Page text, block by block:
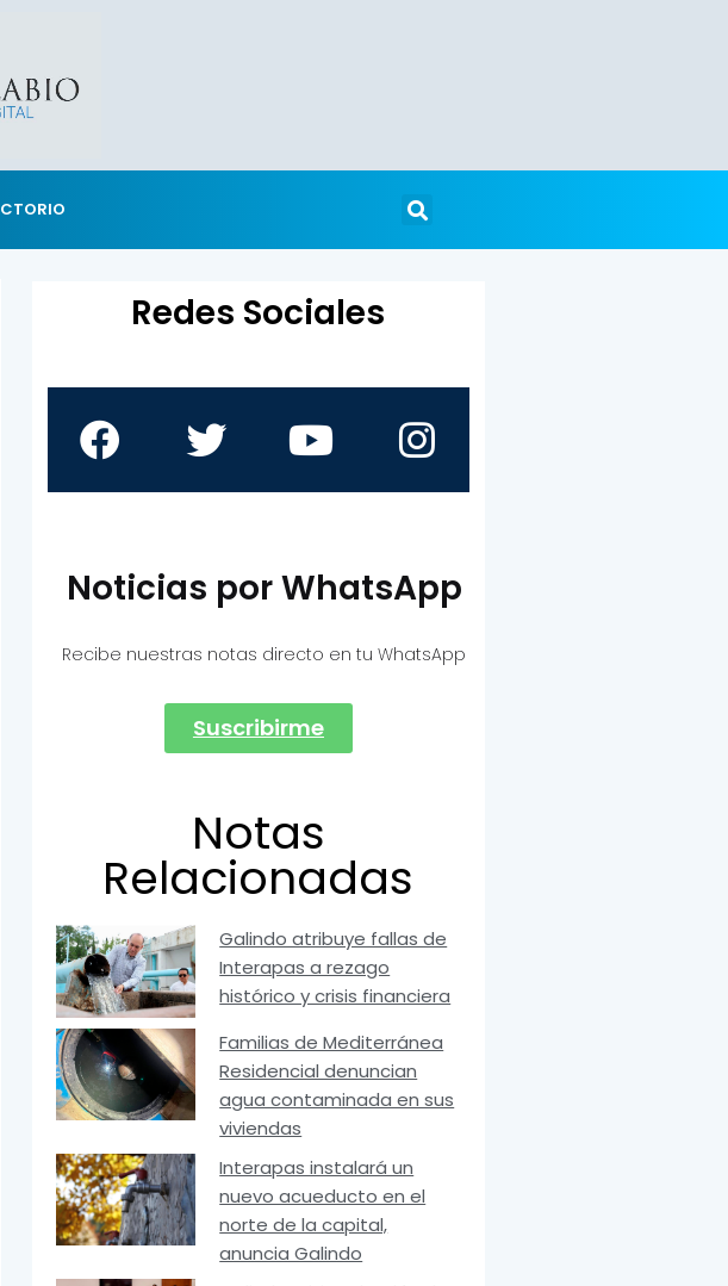
Redes Sociales
Noticias por WhatsApp
Recibe nuestras notas directo en tu WhatsApp
Suscribirme
Notas
Relacionadas
Galindo atribuye fallas de
Interapas a rezago
histórico y crisis financiera
Familias de Mediterránea
Residencial denuncian
agua contaminada en sus
viviendas
Interapas instalará un
nuevo acueducto en el
norte de la capital,
anuncia Galindo